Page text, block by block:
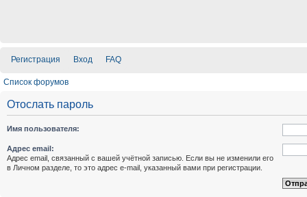
Регистрация Вход FAQ
Список форумов
Отослать пароль
Имя пользователя:
Адрес email:
Адрес email, связанный с вашей учётной записью. Если вы не изменили его
в Личном разделе, то это адрес e-mail, указанный вами при регистрации.